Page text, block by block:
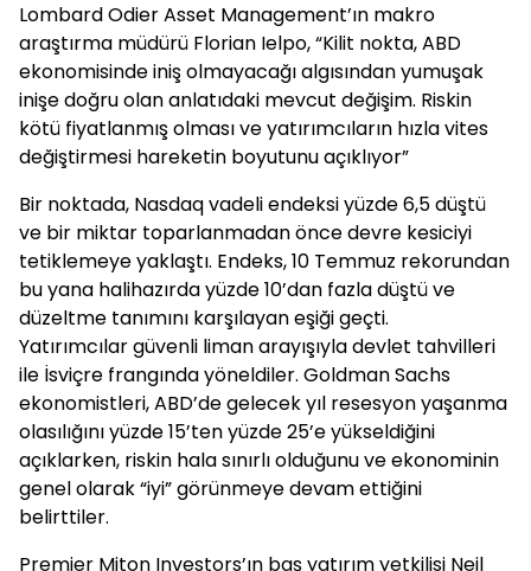
Lombard Odier Asset Management’ın makro
araştırma müdürü Florian Ielpo, “Kilit nokta, ABD
ekonomisinde iniş olmayacağı algısından yumuşak
inişe doğru olan anlatıdaki mevcut değişim. Riskin
kötü fiyatlanmış olması ve yatırımcıların hızla vites
değiştirmesi hareketin boyutunu açıklıyor”
Bir noktada, Nasdaq vadeli endeksi yüzde 6,5 düştü
ve bir miktar toparlanmadan önce devre kesiciyi
tetiklemeye yaklaştı. Endeks, 10 Temmuz rekorundan
bu yana halihazırda yüzde 10’dan fazla düştü ve
düzeltme tanımını karşılayan eşiği geçti.
Yatırımcılar güvenli liman arayışıyla devlet tahvilleri
ile İsviçre frangında yöneldiler. Goldman Sachs
ekonomistleri, ABD’de gelecek yıl resesyon yaşanma
olasılığını yüzde 15’ten yüzde 25’e yükseldiğini
açıklarken, riskin hala sınırlı olduğunu ve ekonominin
genel olarak “iyi” görünmeye devam ettiğini
belirttiler.
Premier Miton Investors’ın baş yatırım yetkilisi Neil